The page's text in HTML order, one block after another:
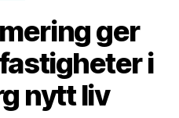
ger
i
nytt liv